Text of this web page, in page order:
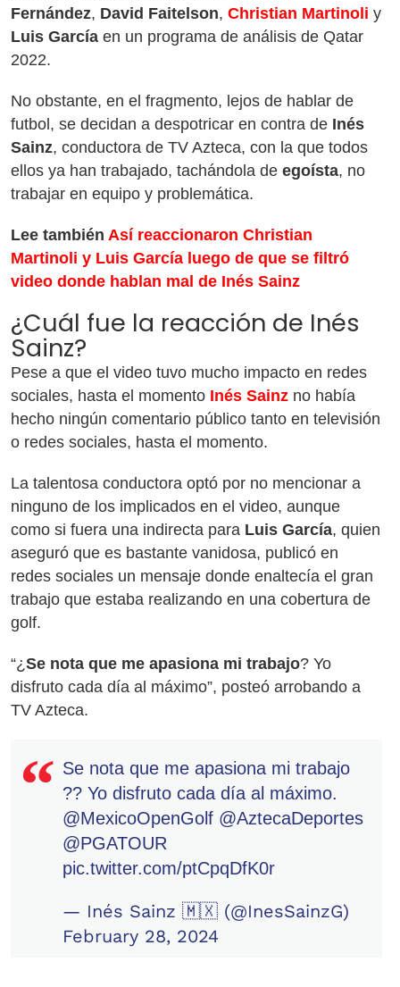
Fernández, David Faitelson, Christian Martinoli y
Luis García en un programa de análisis de Qatar
2022.
No obstante, en el fragmento, lejos de hablar de
futbol, se decidan a despotricar en contra de Inés
Sainz, conductora de TV Azteca, con la que todos
ellos ya han trabajado, tachándola de egoísta, no
trabajar en equipo y problemática.
Lee también Así reaccionaron Christian
Martinoli y Luis García luego de que se filtró
video donde hablan mal de Inés Sainz
¿Cuál fue la reacción de Inés
Sainz?
Pese a que el video tuvo mucho impacto en redes
sociales, hasta el momento Inés Sainz no había
hecho ningún comentario público tanto en televisión
o redes sociales, hasta el momento.
La talentosa conductora optó por no mencionar a
ninguno de los implicados en el video, aunque
como si fuera una indirecta para Luis García, quien
aseguró que es bastante vanidosa, publicó en
redes sociales un mensaje donde enaltecía el gran
trabajo que estaba realizando en una cobertura de
golf.
“¿Se nota que me apasiona mi trabajo? Yo
disfruto cada día al máximo”, posteó arrobando a
TV Azteca.
Se nota que me apasiona mi trabajo
?? Yo disfruto cada día al máximo.
@MexicoOpenGolf @AztecaDeportes
@PGATOUR
pic.twitter.com/ptCpqDfK0r
— Inés Sainz 🇲🇽 (@InesSainzG)
February 28, 2024